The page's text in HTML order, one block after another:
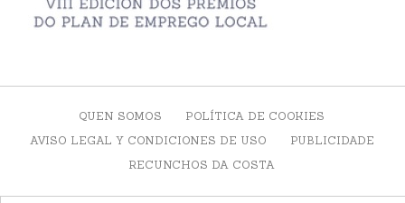
QUEN SOMOS
POLÍTICA DE COOKIES
AVISO LEGAL Y CONDICIONES DE USO
PUBLICIDADE
RECUNCHOS DA COSTA